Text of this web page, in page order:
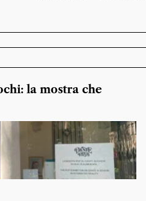
la mostra che